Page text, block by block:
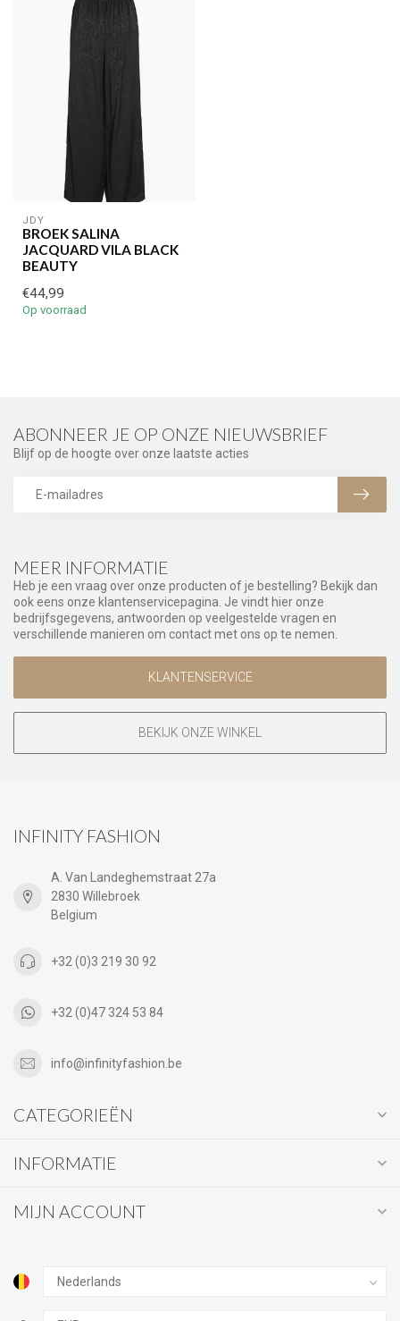
JDY
BROEK SALINA
JACQUARD VILA BLACK
BEAUTY
€44,99
Op voorraad
MEER INFORMATIE
Heb je een vraag over onze producten of je bestelling? Bekijk dan
ook eens onze klantenservicepagina. Je vindt hier onze
bedrijfsgegevens, antwoorden op veelgestelde vragen en
verschillende manieren om contact met ons op te nemen.
KLANTENSERVICE
BEKIJK ONZE WINKEL
ABONNEER JE OP ONZE NIEUWSBRIEF
Blijf op de hoogte over onze laatste acties
INFINITY FASHION
A. Van Landeghemstraat 27a
2830 Willebroek
Belgium
+32 (0)3 219 30 92
+32 (0)47 324 53 84
info@infinityfashion.be
CATEGORIEËN
INFORMATIE
MIJN ACCOUNT
Je korting is geldig bij een minimale bestelwaarde van €45,00